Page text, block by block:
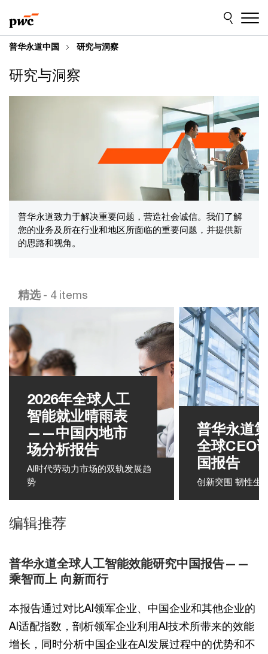
to
content
to
footer
普华永道中国 研究与洞察
研究与洞察
普华永道致力于解决重要问题，营造社会诚信。我们了解
您的业务及所在行业和地区所面临的重要问题，并提供新
的思路和视角。
精选 - 4 items
2026年全球人工
智能就业晴雨表
——中国内地市
场分析报告
AI时代劳动力市场的双轨发展趋
势
普华永道
全球CEO
国报告
创新突围 韧性生
编辑推荐
普华永道全球人工智能效能研究中国报告——
乘智而上 向新而行
本报告通过对比AI领军企业、中国企业和其他企业的
AI适配指数，剖析领军企业利用AI技术所带来的效能
增长，同时分析中国企业在AI发展过程中的优势和不